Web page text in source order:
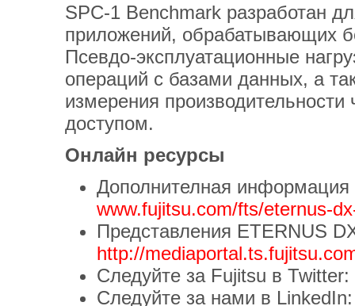
SPC-1 Benchmark разработан
приложений, обрабатывающих
Псевдо-эксплуатационные
операций с базами данных, а
измерения
доступом.
Онлайн ресурсы
Дополнителная информация
www.fujitsu.com/fts/eternus-
Представления ETERNUS
http://
Следуйте за Fujitsu в Twitter:
Следуйте за нами в